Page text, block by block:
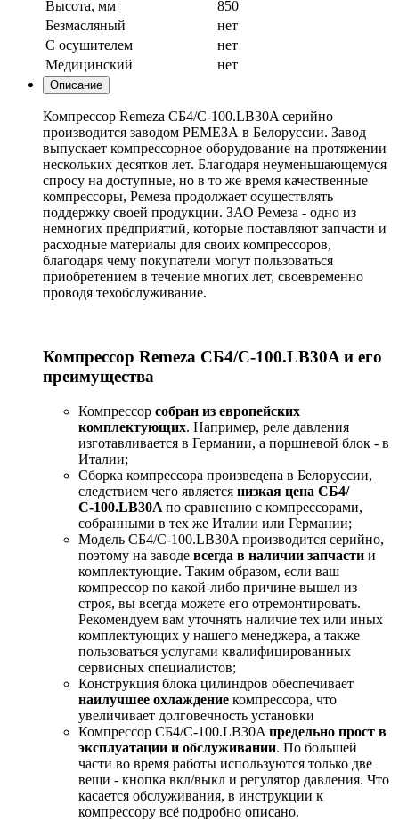
Высота, мм
850
Безмасляный
нет
С осушителем
нет
Медицинский
нет
Описание
Компрессор Remeza СБ4/С-100.LB30A серийно
производится заводом РЕМЕЗА в Белоруссии. Завод
выпускает компрессорное оборудование на протяжении
нескольких десятков лет. Благодаря неуменьшающемуся
спросу на доступные, но в то же время качественные
компрессоры, Ремеза продолжает осуществлять
поддержку своей продукции. ЗАО Ремеза - одно из
немногих предприятий, которые поставляют запчасти и
расходные материалы для своих компрессоров,
благодаря чему покупатели могут пользоваться
приобретением в течение многих лет, своевременно
проводя техобслуживание.
Компрессор Remeza СБ4/С-100.LB30A и его
преимущества
Компрессор собран из европейских
комплектующих. Например, реле давления
изготавливается в Германии, а поршневой блок - в
Италии;
Сборка компрессора произведена в Белоруссии,
следствием чего является низкая цена СБ4/
С-100.LB30A по сравнению с компрессорами,
собранными в тех же Италии или Германии;
Модель СБ4/С-100.LB30A производится серийно,
поэтому на заводе всегда в наличии запчасти и
комплектующие. Таким образом, если ваш
компрессор по какой-либо причине вышел из
строя, вы всегда можете его отремонтировать.
Рекомендуем вам уточнять наличие тех или иных
комплектующих у нашего менеджера, а также
пользоваться услугами квалифицированных
сервисных специалистов;
Конструкция блока цилиндров обеспечивает
наилучшее охлаждение компрессора, что
увеличивает долговечность установки
Компрессор СБ4/С-100.LB30A предельно прост в
эксплуатации и обслуживании. По большей
части во время работы используются только две
вещи - кнопка вкл/выкл и регулятор давления. Что
касается обслуживания, в инструкции к
компрессору всё подробно описано.